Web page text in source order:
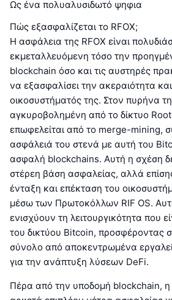
Ως ένα πολυαλυσιδωτό ψηφια
Πώς εξασφαλίζεται το RFOX;
Η ασφάλεια της RFOX είναι
εκμεταλλευόμενη τόσο την
blockchain όσο και τις αυστηρές
να εξασφαλίσει την ακεραιότητα
οικοσυστήματός της. Στον πυρήνα
αγκυροβολημένη από το δίκτυο
επωφελείται από το merge-mining,
ασφάλειά του στενά με αυτή του
ασφαλή blockchains. Αυτή η σχέση
στέρεη βάση ασφαλείας, αλλά
ένταξη και επέκταση του
μέσω των Πρωτοκόλλων RIF OS.
ενισχύουν τη λειτουργικότητα που
του δικτύου Bitcoin, προσφέροντας
σύνολο από αποκεντρωμένα
για την ανάπτυξη λύσεων DeFi.
Πέρα από την υποδομή blockchain, η